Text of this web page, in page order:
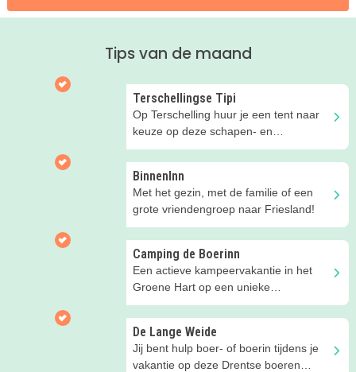
Tips van de maand
Terschellingse Tipi
Op Terschelling huur je een tent naar
keuze op deze schapen- en
koeienboerderij!
BinnenInn
Met het gezin, met de familie of een
grote vriendengroep naar Friesland!
Camping de Boerinn
Een actieve kampeervakantie in het
Groene Hart op een unieke
boerencamping!
De Lange Weide
Jij bent hulp boer- of boerin tijdens je
vakantie op deze Drentse boeren